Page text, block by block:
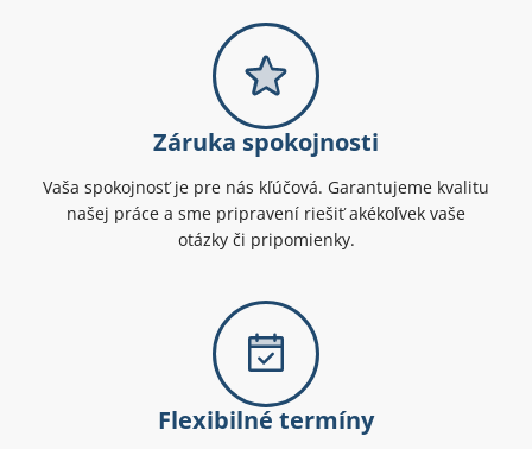
Záruka spokojnosti
Vaša spokojnosť je pre nás kľúčová. Garantujeme kvalitu
našej práce a sme pripravení riešiť akékoľvek vaše
otázky či pripomienky.
Flexibilné termíny